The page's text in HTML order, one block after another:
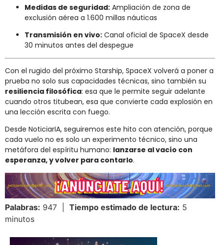
Medidas de seguridad: Ampliación de zona de
exclusión aérea a 1.600 millas náuticas
Transmisión en vivo: Canal oficial de SpaceX desde
30 minutos antes del despegue
Con el rugido del próximo Starship, SpaceX volverá a poner a
prueba no solo sus capacidades técnicas, sino también su
resiliencia filosófica: esa que le permite seguir adelante
cuando otros titubean, esa que convierte cada explosión en
una lección escrita con fuego.
Desde NoticiarIA, seguiremos este hito con atención, porque
cada vuelo no es solo un experimento técnico, sino una
metáfora del espíritu humano: lanzarse al vacío con
esperanza, y volver para contarlo.
Palabras: 947 | Tiempo estimado de lectura: 5
minutos